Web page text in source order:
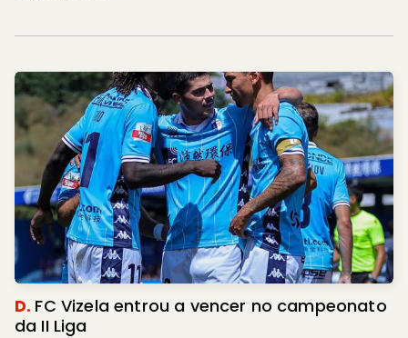
D. FC Vizela entrou a vencer no campeonato
da II Liga